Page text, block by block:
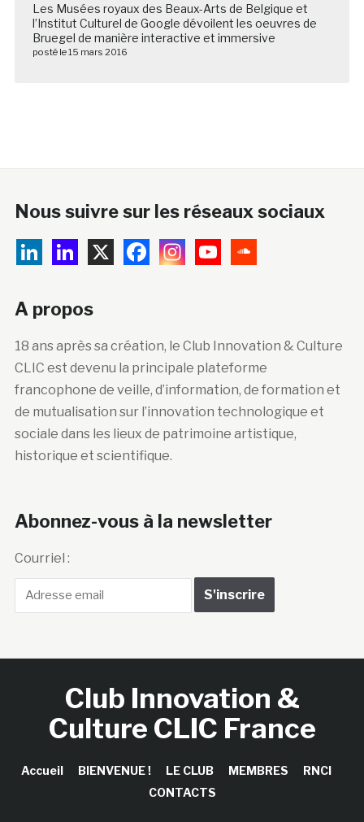
Les Musées royaux des Beaux-Arts de Belgique et
l’Institut Culturel de Google dévoilent les oeuvres de
Bruegel de manière interactive et immersive
posté le 15 mars 2016
Nous suivre sur les réseaux sociaux
A propos
18 ans après sa création, le Club Innovation & Culture
CLIC est devenu la principale plateforme
francophone de veille, d’information, de formation et
de mutualisation sur l’innovation technologique et
sociale dans les lieux de patrimoine artistique,
historique et scientifique.
Abonnez-vous à la newsletter
Courriel :
Club Innovation &
Culture CLIC France
Accueil BIENVENUE ! LE CLUB MEMBRES
RNCI
CONTACTS